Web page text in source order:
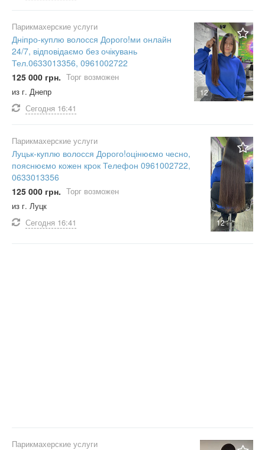
12
Парикмахерские услуги
Дніпро-куплю волосся Дорого!ми онлайн
24/7, відповідаємо без очікувань
Тел.0633013356, 0961002722
125 000 грн. Торг возможен
из г. Днепр
Сегодня 16:41
12
Парикмахерские услуги
Луцьк-куплю волосся Дорого!оцінюємо чесно,
пояснюємо кожен крок Телефон 0961002722,
0633013356
125 000 грн. Торг возможен
из г. Луцк
Сегодня 16:41
Парикмахерские услуги